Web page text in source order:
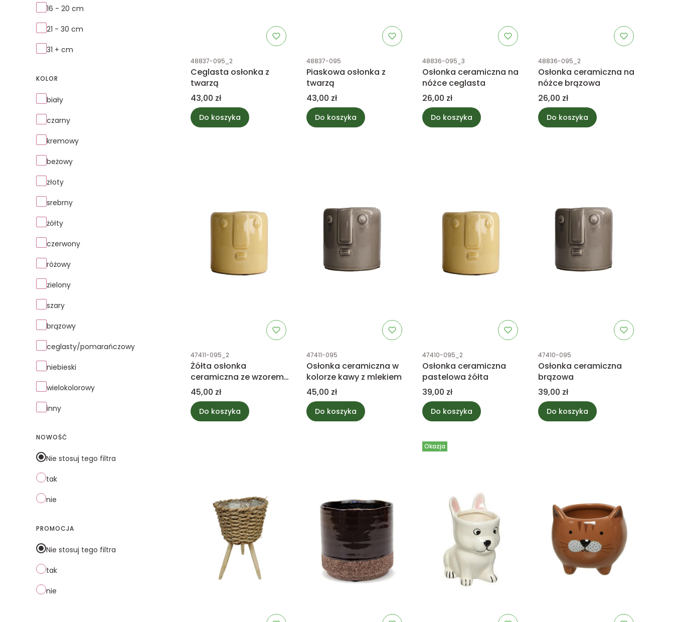
16 - 20 cm
21 - 30 cm
31 + cm
KOLOR
Kolor
biały
czarny
kremowy
beżowy
złoty
srebrny
żółty
czerwony
różowy
zielony
szary
brązowy
ceglasty/pomarańczowy
niebieski
wielokolorowy
inny
NOWOŚĆ
Nie stosuj tego filtra
tak
nie
PROMOCJA
Nie stosuj tego filtra
tak
nie
Kod produktu
48837-095_2
Ceglasta osłonka z
twarzą
Cena
43,00 zł
Do koszyka
Kod produktu
48837-095
Piaskowa osłonka z
twarzą
Cena
43,00 zł
Do koszyka
Kod produktu
48836-095_3
Osłonka ceramiczna na
nóżce ceglasta
Cena
26,00 zł
Do koszyka
Kod produktu
48836-095_2
Osłonka ceramiczna na
nóżce brązowa
Cena
26,00 zł
Do koszyka
Kod produktu
47411-095_2
Żółta osłonka
ceramiczna ze wzorem
twarzy
Cena
45,00 zł
Do koszyka
Kod produktu
47411-095
Osłonka ceramiczna w
kolorze kawy z mlekiem
Cena
45,00 zł
Do koszyka
Kod produktu
47410-095_2
Osłonka ceramiczna
pastelowa żółta
Cena
39,00 zł
Do koszyka
Kod produktu
47410-095
Osłonka ceramiczna
brązowa
Cena
39,00 zł
Do koszyka
Okazja